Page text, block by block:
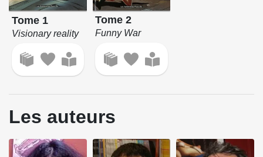
Tome 1
Visionary reality
Tome 2
Funny War
Les auteurs